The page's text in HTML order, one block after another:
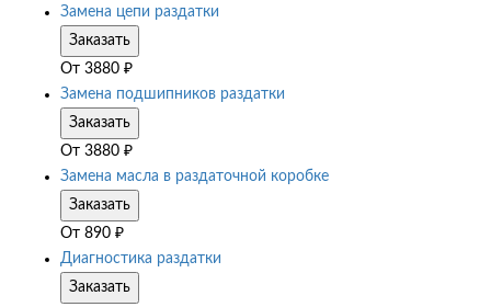
Замена цепи раздатки
Заказать
От 3880 ₽
Замена подшипников раздатки
Заказать
От 3880 ₽
Замена масла в раздаточной коробке
Заказать
От 890 ₽
Диагностика раздатки
Заказать